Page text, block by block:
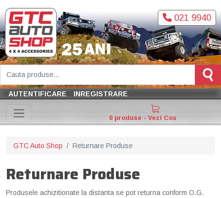
021 9940
AUTENTIFICARE INREGISTRARE
0 produse - Vezi Cos
GTC Auto Shop Returnare Produse
Returnare Produse
Produsele achizitionate la distanta se pot returna conform O.G.